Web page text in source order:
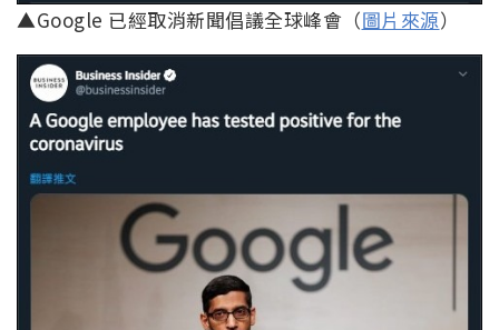
▲Google 已經取消新聞倡議全球峰會（圖片來源）